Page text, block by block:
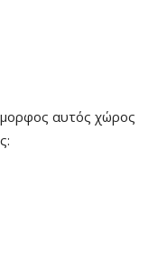
αυτός χώρος